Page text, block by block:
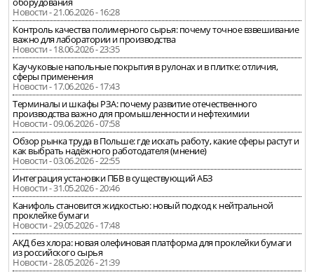
Новости - 21.06.2026 - 16:28
Контроль качества полимерного сырья: почему точное взвешивание
важно для лаборатории и производства
Новости - 18.06.2026 - 23:35
Каучуковые напольные покрытия в рулонах и в плитке: отличия,
сферы применения
Новости - 17.06.2026 - 17:43
Терминалы и шкафы РЗА: почему развитие отечественного
производства важно для промышленности и нефтехимии
Новости - 09.06.2026 - 07:58
Обзор рынка труда в Польше: где искать работу, какие сферы растут и
как выбрать надёжного работодателя (мнение)
Новости - 03.06.2026 - 22:55
Интеграция установки ПБВ в существующий АБЗ
Новости - 31.05.2026 - 20:46
Канифоль становится жидкостью: новый подход к нейтральной
проклейке бумаги
Новости - 29.05.2026 - 17:48
АКД без хлора: новая олефиновая платформа для проклейки бумаги
из российского сырья
Новости - 28.05.2026 - 21:39